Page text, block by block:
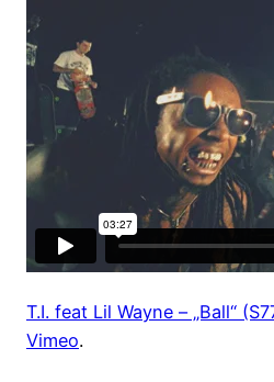
T.I. feat Lil Wayne – „Ball“
Vimeo.